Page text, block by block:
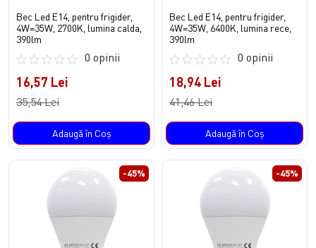
Bec Led E14, pentru frigider,
4W=35W, 2700K, lumina calda,
390lm
0 opinii
16,57 Lei
35,54 Lei
Adaugă în Coş
Bec Led E14, pentru frigider,
4W=35W, 6400K, lumina rece,
390lm
0 opinii
18,94 Lei
41,46 Lei
Adaugă în Coş
-45% -45%